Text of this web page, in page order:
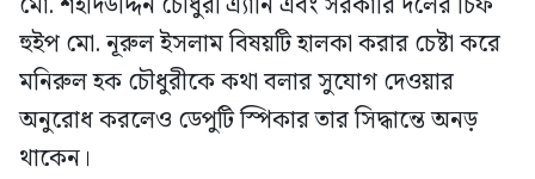
হুইপ মো. নূরুল ইসলাম বিষয়টি হালকা করার চেষ্টা করে
মনিরুল হক চৌধুরীকে কথা বলার সুযোগ দেওয়ার
অনুরোধ করলেও ডেপুটি স্পিকার তার সিদ্ধান্তে অনড়
থাকেন।